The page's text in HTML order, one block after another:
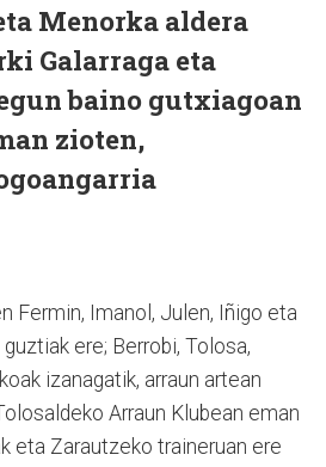
Menorka aldera
Galarraga eta
baino gutxiagoan
zioten,
Fermin, Imanol, Julen, Iñigo eta
ere; Berrobi, Tolosa,
izanagatik, arraun artean
Arraun Klubean eman
eta Zarautzeko traineruan ere